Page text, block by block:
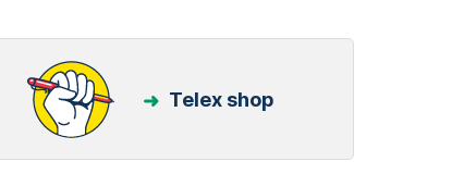
Telex shop